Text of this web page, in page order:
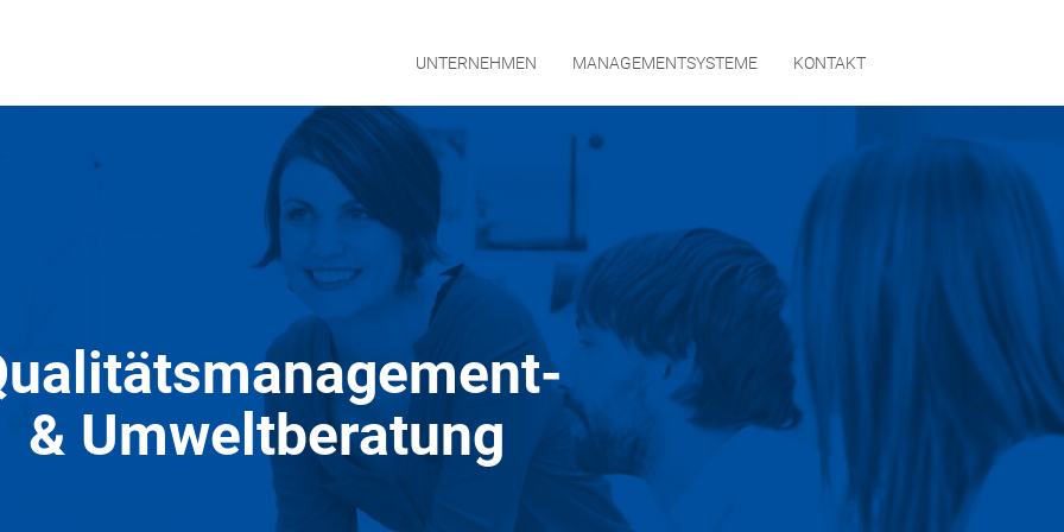
UNTERNEHMEN MANAGEMENTSYSTEME KONTAKT
& Umweltberatung
UNTERNEHMEN
MANAGEMENTSYSTEME